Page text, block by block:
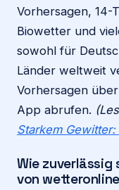
Vorhersagen, 14-
Biowetter und
sowohl für
Länder weltweit
Vorhersagen
App abrufen.
Starkem
Wie zuverlässig
von